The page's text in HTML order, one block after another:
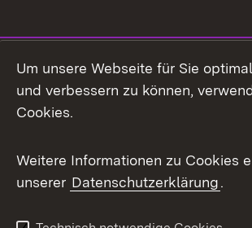
Facebook
X / Twitter
Youtube
Um unsere Webseite für Sie
und verbessern zu können,
Cookies.
Weitere Informationen zu Cookies
unserer Datenschutzerklärung.